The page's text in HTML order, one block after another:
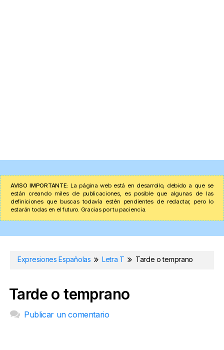
AVISO IMPORTANTE: La página web está en desarrollo, debido a que se
están creando miles de publicaciones, es posible que algunas de las
definiciones que buscas todavía estén pendientes de redactar, pero lo
estarán todas en el futuro. Gracias por tu paciencia.
Expresiones Españolas Letra T Tarde o temprano
Tarde o temprano
Publicar un comentario